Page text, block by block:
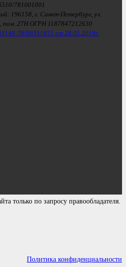
781001001
196158, г. Санкт-Петербург, ул.
пом. 27Н ОГРН 1187847212630
78/00331855 от 28.05.2019г.
только по запросу правообладателя.
Политика конфиденциальности